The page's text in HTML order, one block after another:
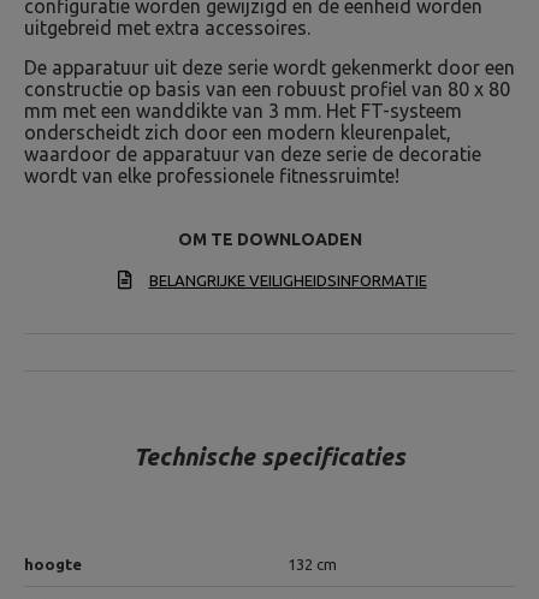
configuratie worden gewijzigd en de eenheid worden
uitgebreid met extra accessoires.
De apparatuur uit deze serie wordt gekenmerkt door een
constructie op basis van een robuust profiel van 80 x 80
mm met een wanddikte van 3 mm. Het FT-systeem
onderscheidt zich door een modern kleurenpalet,
waardoor de apparatuur van deze serie de decoratie
wordt van elke professionele fitnessruimte!
OM TE DOWNLOADEN
BELANGRIJKE VEILIGHEIDSINFORMATIE
Technische specificaties
hoogte 132 cm